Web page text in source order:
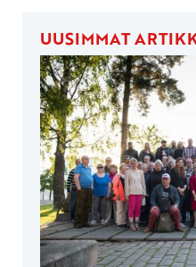
UUSIMMAT